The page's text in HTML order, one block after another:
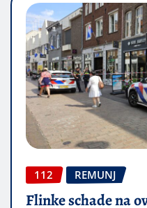
112 REMUNJ
Flinke schade na